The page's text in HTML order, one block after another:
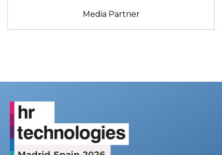
Media Partner